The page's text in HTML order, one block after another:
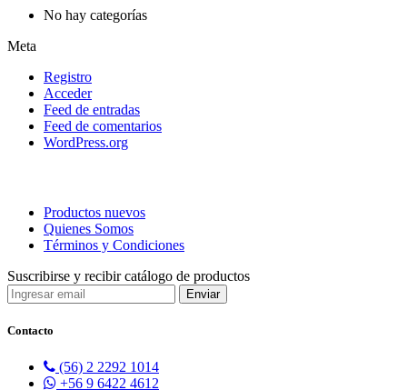
No hay categorías
Meta
Registro
Acceder
Feed de entradas
Feed de comentarios
WordPress.org
Productos nuevos
Quienes Somos
Términos y Condiciones
Suscribirse y recibir catálogo de productos
Contacto
(56) 2 2292 1014
+56 9 6422 4612